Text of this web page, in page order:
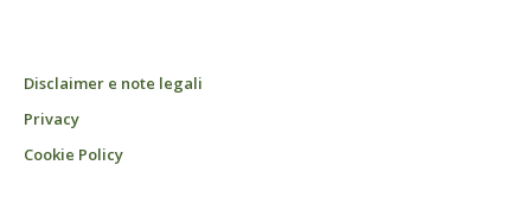
Disclaimer e note legali
Privacy
Cookie Policy